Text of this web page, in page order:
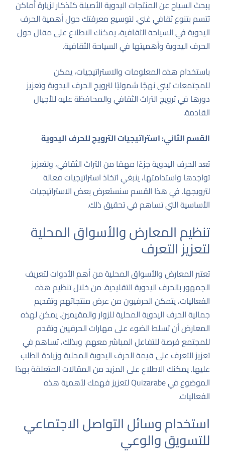
يبحث السياح عن المنتجات اليدوية الأصيلة كتذكار لزيارة أماكن
تتسم بتنوع ثقافي غني. لتوسيع معرفتك حول أهمية الحرف
اليدوية في السياحة الثقافية، يمكنك الاطلاع على مقال حول
الحرف اليدوية وأهميتها في السياحة الثقافية.
باستخدام هذه المعلومات والاستراتيجيات، يمكن
للمجتمعات تبني نهجًا شموليًا لترويج الحرف اليدوية وتعزيز
دورها في ترويج التراث الثقافي والمحافظة عليه للأجيال
القادمة.
القسم الثاني: استراتيجيات الترويج للحرف اليدوية
تعد الحرف اليدوية جزءًا مهمًا من التراث الثقافي، ولتعزيز
تواجدها واستدامتها، ينبغي اتخاذ استراتيجيات فعالة
لترويجها. في هذا القسم سنستعرض بعض الاستراتيجيات
الأساسية التي تساهم في تحقيق ذلك.
تنظيم المعارض والأسواق المحلية
لتعزيز التعرف
تعتبر المعارض والأسواق المحلية من أهم الأدوات لتعريف
الجمهور بالحرف اليدوية التقليدية. من خلال تنظيم هذه
الفعاليات، يتمكن الحرفيون من عرض منتجاتهم وتقديم
جمالية الحرف اليدوية المحلية للزوار والمقيمين. يمكن لهذه
المعارض أن تسلط الضوء على مهارات الحرفيين وتقدم
للمجتمع فرصة للتفاعل المباشر معهم. وبذلك، تساهم في
تعزيز التعرف على قيمة الحرف اليدوية المحلية وزيادة الطلب
عليها. يمكنك الاطلاع على المزيد من المقالات المتعلقة بهذا
الموضوع فيQuizarabeلتعزيز فهمك لأهمية هذه
الفعاليات.
استخدام وسائل التواصل الاجتماعي
للتسويق والوعي